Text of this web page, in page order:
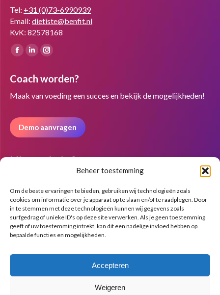
Beheer toestemming
Om de beste ervaringen te bieden, gebruiken wij technologieën zoals
cookies om informatie over je apparaat op te slaan en/of te raadplegen. Door
in te stemmen met deze technologieën kunnen wij gegevens zoals
surfgedrag of unieke ID's op deze site verwerken. Als je geen toestemming
geeft of uw toestemming intrekt, kan dit een nadelige invloed hebben op
bepaalde functies en mogelijkheden.
Accepteren
Weigeren
Tel: +31 (0)73-6990939
Email: dietiste@benfit.nl
KvK: 82578168
Vind ons op:
Facebook
opens
in
window
Linkedin
opens
in
window
Instagram
opens
in
window
Coach worden?
Maak van voeding een succes en bekijk de mogelijkheden!
Demo aanvragen
Nieuwsbrief
© Copyright BenFit |